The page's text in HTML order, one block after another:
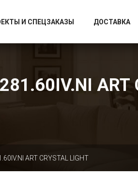
И СПЕЦЗАКАЗЫ ДОСТАВКА
ART
ART CRYSTAL LIGHT